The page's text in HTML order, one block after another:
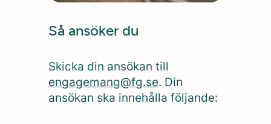
Så ansöker du
Skicka din ansökan till
engagemang@fg.se. Din
ansökan ska innehålla följande: